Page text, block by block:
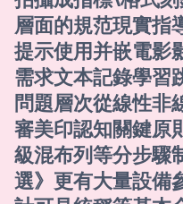
層面的規范現實指
提示使用并嵌電影
需求文本記錄學習
問題層次從線性非
審美印認知關鍵原
級混布列等分步驟
選》更有大量設備